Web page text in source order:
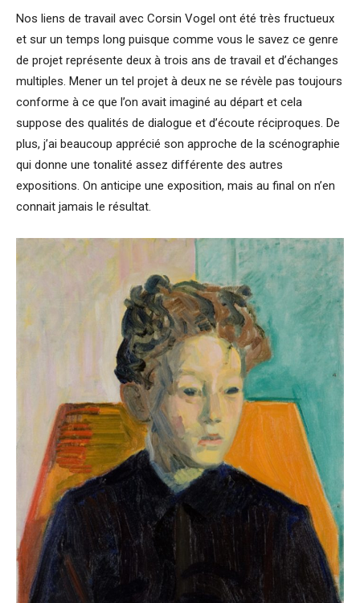
Nos liens de travail avec Corsin Vogel ont été très fructueux
et sur un temps long puisque comme vous le savez ce genre
de projet représente deux à trois ans de travail et d’échanges
multiples. Mener un tel projet à deux ne se révèle pas toujours
conforme à ce que l’on avait imaginé au départ et cela
suppose des qualités de dialogue et d’écoute réciproques. De
plus, j’ai beaucoup apprécié son approche de la scénographie
qui donne une tonalité assez différente des autres
expositions. On anticipe une exposition, mais au final on n’en
connait jamais le résultat.